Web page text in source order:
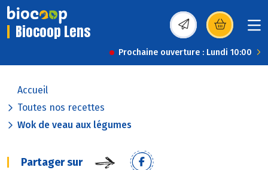
Biocoop Lens (s’ouvre dans une
Prochaine ouverture : Lundi 10:00
Accueil
Toutes nos recettes
Wok de veau aux légumes
Partager sur